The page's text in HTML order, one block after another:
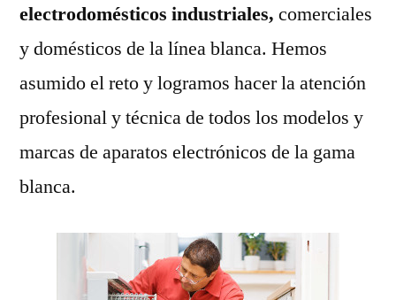
electrodomésticos industriales, comerciales
y domésticos de la línea blanca. Hemos
asumido el reto y logramos hacer la atención
profesional y técnica de todos los modelos y
marcas de aparatos electrónicos de la gama
blanca.